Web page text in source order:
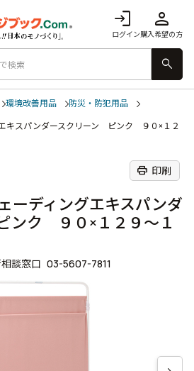
login
ログイン
person
購入希望の方
search
環境改善用品
防災・防犯用品
キスパンダースクリーン ピンク ９０×１２
print 印刷
ーディングエキスパンダ
ンク ９０×１２９～１
談窓口 03-5607-7811